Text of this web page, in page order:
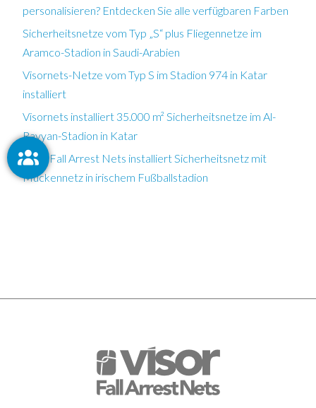
personalisieren? Entdecken Sie alle verfügbaren Farben
Sicherheitsnetze vom Typ „S“ plus Fliegennetze im
Aramco-Stadion in Saudi-Arabien
Visornets-Netze vom Typ S im Stadion 974 in Katar
installiert
Visornets installiert 35.000 m² Sicherheitsnetze im Al-
Rayyan-Stadion in Katar
Visor Fall Arrest Nets installiert Sicherheitsnetz mit
Mückennetz in irischem Fußballstadion